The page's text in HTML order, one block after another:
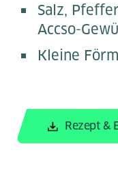
Salz,
Accso-
Kleine
Rezept &